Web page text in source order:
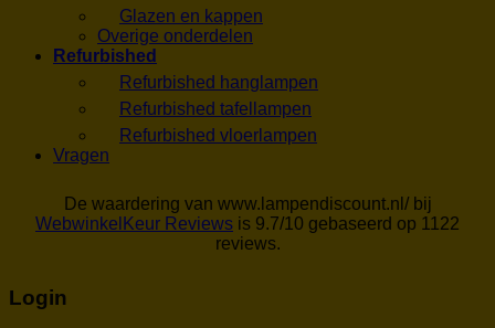
Glazen en kappen
Overige onderdelen
Refurbished
Refurbished hanglampen
Refurbished tafellampen
Refurbished vloerlampen
Vragen
De waardering van www.lampendiscount.nl/ bij
WebwinkelKeur Reviews is 9.7/10 gebaseerd op 1122
reviews.
Login